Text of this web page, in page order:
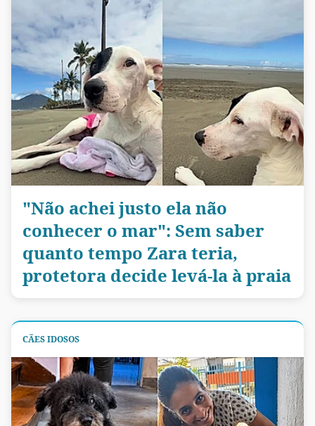
"Não achei justo ela não
conhecer o mar": Sem saber
quanto tempo Zara teria,
protetora decide levá-la à praia
CÃES IDOSOS